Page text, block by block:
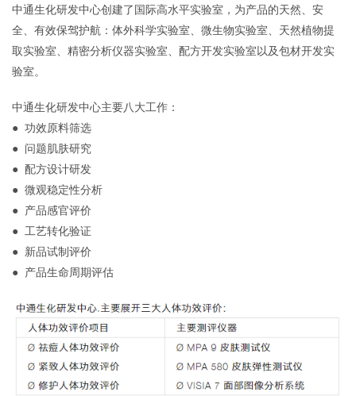
中通生化研发中心创建了国际高水平实验室，为产品的天然、安
全、有效保驾护航：体外科学实验室、微生物实验室、天然植物提
取实验室、精密分析仪器实验室、配方开发实验室以及包材开发实
验室。
中通生化研发中心主要八大工作：
● 功效原料筛选
● 问题肌肤研究
● 配方设计研发
● 微观稳定性分析
● 产品感官评价
● 工艺转化验证
● 新品试制评价
● 产品生命周期评估